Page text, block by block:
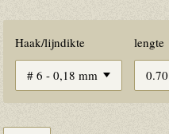
Haak/lijndikte lengte